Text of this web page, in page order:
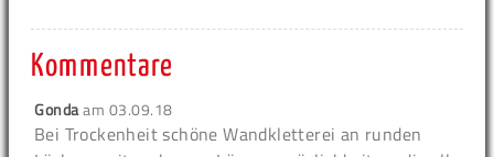
Kommentare
Gondaam 03.09.18
Bei Trockenheit schöne Wandkletterei an runden